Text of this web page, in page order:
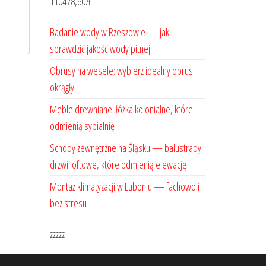
Badanie wody w Rzeszowie — jak
sprawdzić jakość wody pitnej
Obrusy na wesele: wybierz idealny obrus
okrągły
Meble drewniane: łóżka kolonialne, które
odmienią sypialnię
Schody zewnętrzne na Śląsku — balustrady i
drzwi loftowe, które odmienią elewację
Montaż klimatyzacji w Luboniu — fachowo i
bez stresu
zzzzz